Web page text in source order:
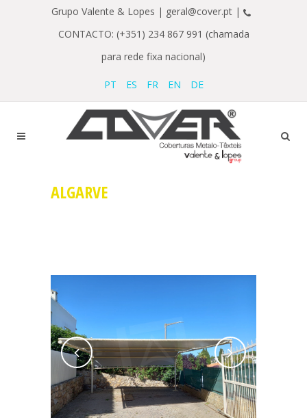
Grupo Valente & Lopes | geral@cover.pt |
CONTACTO: (+351) 234 867 991 (chamada
para rede fixa nacional)
PT ES FR EN DE
ALGARVE